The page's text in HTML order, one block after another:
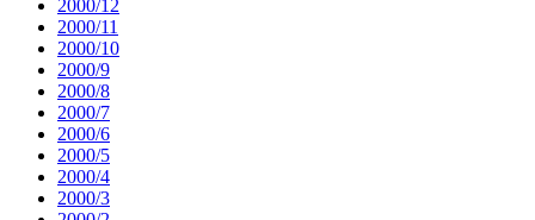
2000/12
2000/11
2000/10
2000/9
2000/8
2000/7
2000/6
2000/5
2000/4
2000/3